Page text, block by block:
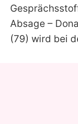
Absage –
(79) wird bei